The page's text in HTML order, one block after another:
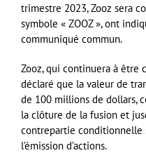
trimestre 2023, Zooz sera
symbole « ZOOZ », ont
communiqué commun.
Zooz, qui continuera à être
déclaré que la valeur de
de 100 millions de dollars,
la clôture de la fusion et
contrepartie conditionnelle
l’émission d’actions.